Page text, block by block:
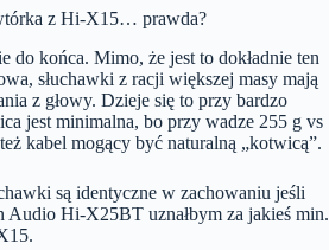
z Hi-X15… prawda?
do końca. Mimo, że jest to dokładnie ten
słuchawki z racji większej masy mają
z głowy. Dzieje się to przy bardzo
jest minimalna, bo przy wadze 255 g vs
kabel mogący być naturalną „kotwicą”.
są identyczne w zachowaniu jeśli
Audio Hi-X25BT uznałbym za jakieś min.